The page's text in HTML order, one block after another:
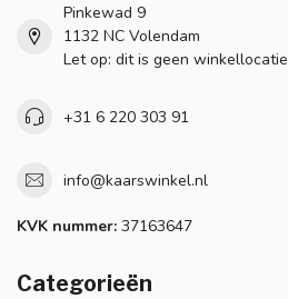
Pinkewad 9
1132 NC Volendam
Let op: dit is geen winkellocatie
+31 6 220 303 91
info@kaarswinkel.nl
KVK nummer: 37163647
Categorieën